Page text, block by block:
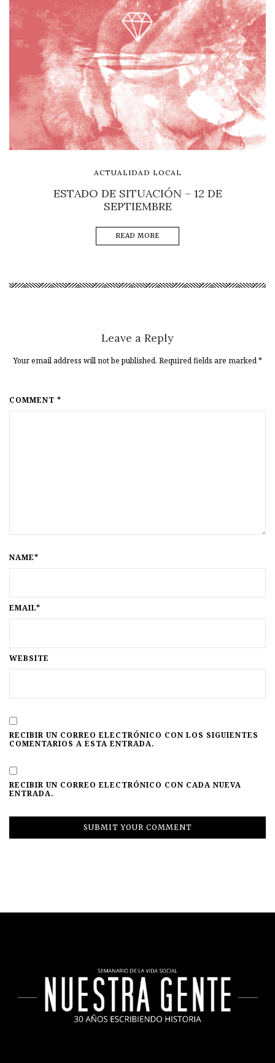
ACTUALIDAD LOCAL
ESTADO DE SITUACIÓN – 12 DE
SEPTIEMBRE
READ MORE
Leave a Reply
Your email address will not be published. Required fields are marked*
COMMENT *
NAME*
EMAIL*
WEBSITE
RECIBIR UN CORREO ELECTRÓNICO CON LOS SIGUIENTES
COMENTARIOS A ESTA ENTRADA.
RECIBIR UN CORREO ELECTRÓNICO CON CADA NUEVA
ENTRADA.